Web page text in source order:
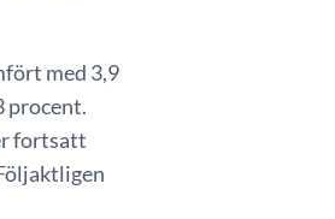
med 3,9
procent.
fortsatt